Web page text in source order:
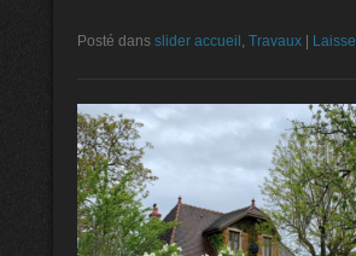
Posté dans slider accueil Travaux |